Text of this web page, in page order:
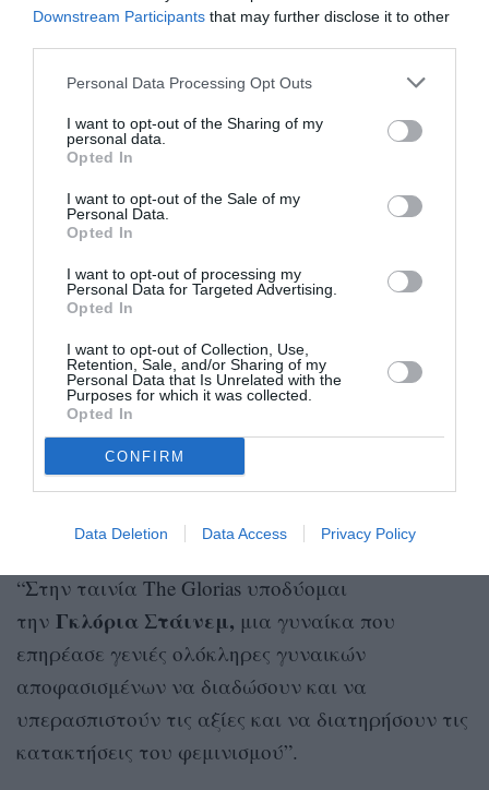
Downstream Participants that may further disclose it to other
Personal Data Processing Opt Outs
I want to opt-out of the Sharing of my
personal data.
Opted In
I want to opt-out of the Sale of my
Personal Data.
Opted In
I want to opt-out of processing my
Personal Data for Targeted Advertising.
Opted In
I want to opt-out of Collection, Use,
Retention, Sale, and/or Sharing of my
Personal Data that Is Unrelated with the
Purposes for which it was collected.
Opted In
CONFIRM
Data Deletion Data Access Privacy Policy
“Στην ταινία The Glorias υποδύομαι
την Γκλόρια Στάινεμ, μια γυναίκα που
επηρέασε γενιές ολόκληρες γυναικών
αποφασισμένων να διαδώσουν και να
υπερασπιστούν τις αξίες και να διατηρήσουν τις
κατακτήσεις του φεμινισμού”.